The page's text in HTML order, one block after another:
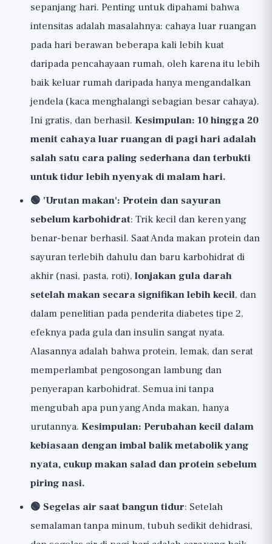
sepanjang hari. Penting untuk dipahami bahwa
intensitas adalah masalahnya: cahaya luar ruangan
pada hari berawan beberapa kali lebih kuat
daripada pencahayaan rumah, oleh karena itu lebih
baik keluar rumah daripada hanya mengandalkan
jendela (kaca menghalangi sebagian besar cahaya).
Ini gratis, dan berhasil. Kesimpulan: 10 hingga 20
menit cahaya luar ruangan di pagi hari adalah
salah satu cara paling sederhana dan terbukti
untuk tidur lebih nyenyak di malam hari.
🟢 'Urutan makan': Protein dan sayuran
sebelum karbohidrat: Trik kecil dan keren yang
benar-benar berhasil. Saat Anda makan protein dan
sayuran terlebih dahulu dan baru karbohidrat di
akhir (nasi, pasta, roti), lonjakan gula darah
setelah makan secara signifikan lebih kecil, dan
dalam penelitian pada penderita diabetes tipe 2,
efeknya pada gula dan insulin sangat nyata.
Alasannya adalah bahwa protein, lemak, dan serat
memperlambat pengosongan lambung dan
penyerapan karbohidrat. Semua ini tanpa
mengubah apa pun yang Anda makan, hanya
urutannya. Kesimpulan: Perubahan kecil dalam
kebiasaan dengan imbal balik metabolik yang
nyata, cukup makan salad dan protein sebelum
piring nasi.
🟢 Segelas air saat bangun tidur: Setelah
semalaman tanpa minum, tubuh sedikit dehidrasi,